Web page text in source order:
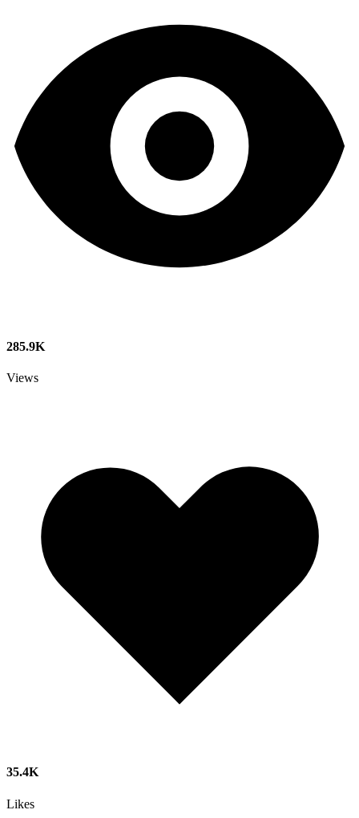
285.9K
Views
35.4K
Likes